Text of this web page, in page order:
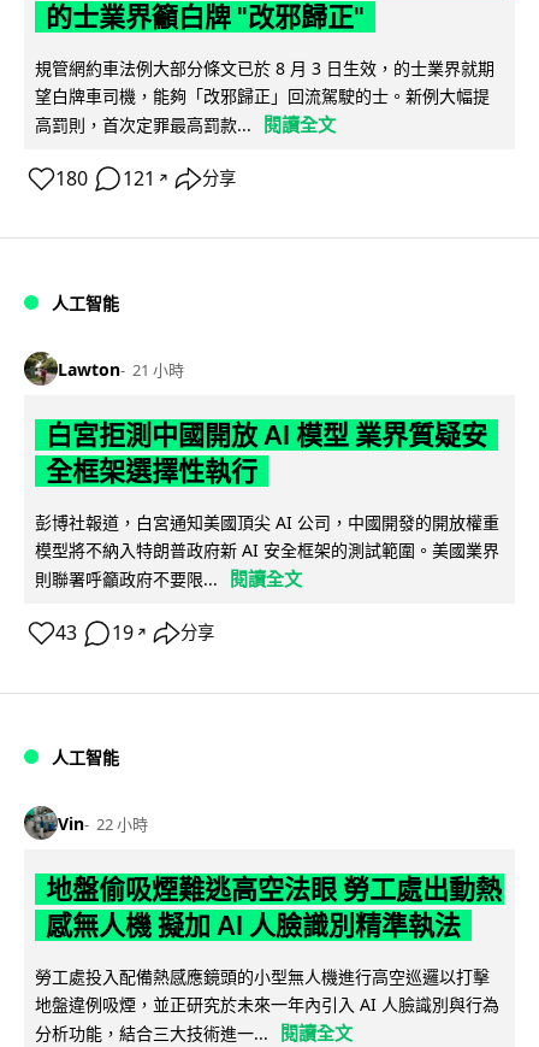
的士業界籲白牌 "改邪歸正"
規管網約車法例大部分條文已於 8 月 3 日生效，的士業界就期
望白牌車司機，能夠「改邪歸正」回流駕駛的士。新例大幅提
高罰則，首次定罪最高罰款...
閱讀全文
180 121 ↗ 分享
人工智能
Lawton 21 小時
白宮拒測中國開放 AI 模型 業界質疑安
全框架選擇性執行
彭博社報道，白宮通知美國頂尖 AI 公司，中國開發的開放權重
模型將不納入特朗普政府新 AI 安全框架的測試範圍。美國業界
則聯署呼籲政府不要限...
閱讀全文
43 19 ↗ 分享
人工智能
Vin 22 小時
地盤偷吸煙難逃高空法眼 勞工處出動熱
感無人機 擬加 AI 人臉識別精準執法
勞工處投入配備熱感應鏡頭的小型無人機進行高空巡邏以打擊
地盤違例吸煙，並正研究於未來一年內引入 AI 人臉識別與行為
分析功能，結合三大技術進一...
閱讀全文